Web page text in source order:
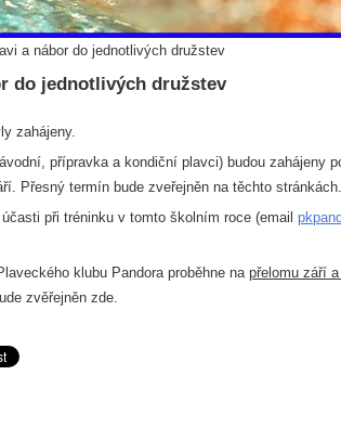
a nábor do jednotlivých družstev
do jednotlivých družstev
zahájeny.
přípravka a kondiční plavci) budou zahájeny
Přesný termín bude zveřejněn na těchto stránkách.
při tréninku v tomto školním roce (email
klubu Pandora proběhne na přelomu září
zvěřejněn zde.